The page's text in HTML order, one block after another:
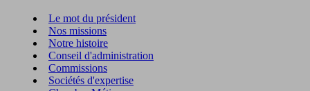
Le mot du président
Nos missions
Notre histoire
Conseil d'administration
Commissions
Sociétés d'expertise